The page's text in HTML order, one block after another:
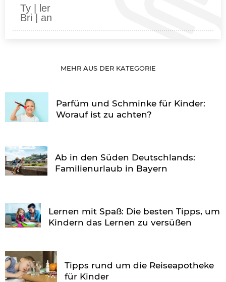
Ty | ler
Bri | an
MEHR AUS DER KATEGORIE
Parfüm und Schminke für Kinder:
Worauf ist zu achten?
Ab in den Süden Deutschlands:
Familienurlaub in Bayern
Lernen mit Spaß: Die besten Tipps, um
Kindern das Lernen zu versüßen
Tipps rund um die Reiseapotheke
für Kinder